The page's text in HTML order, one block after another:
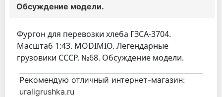
Обсуждение модели.
Фургон для перевозки хлеба ГЗСА-3704.
Масштаб 1:43. MODIMIO. Легендарные
грузовики СССР. №68. Обсуждение модели.
Рекомендую отличный интернет-магазин:
uraligrushka.ru